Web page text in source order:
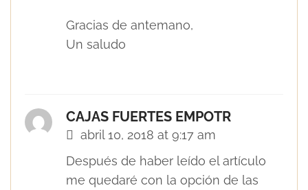
Gracias de antemano,
Un saludo
CAJAS FUERTES EMPOTR
abril 10, 2018 at 9:17 am
Después de haber leído el artículo
me quedaré con la opción de las